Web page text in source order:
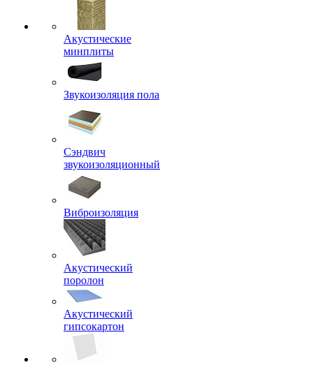
Акустические
минплиты
Звукоизоляция пола
Сэндвич
звукоизоляционный
Виброизоляция
Акустический
поролон
Акустический
гипсокартон